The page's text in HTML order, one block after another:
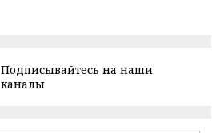
Подписывайтесь на наши
каналы